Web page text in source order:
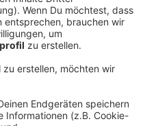
ein
im Kermeter hat eine
lange Ölspur
jemand beim